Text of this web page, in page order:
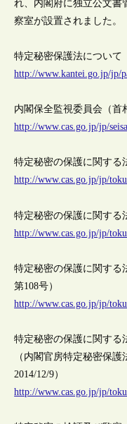
れ、内閣府に独立公文書
察室が設置されました。
特定秘密保護法について
http://www.kantei.go.jp/jp/
内閣保全監視委員会（首
http://www.cas.go.jp/jp/
特定秘密の保護に関する
http://www.cas.go.jp/jp/
特定秘密の保護に関する
http://www.cas.go.jp/jp/
特定秘密の保護に関する
第108号）
http://www.cas.go.jp/jp/
特定秘密の保護に関する
（内閣官房特定秘密保護
2014/12/9）
http://www.cas.go.jp/jp/